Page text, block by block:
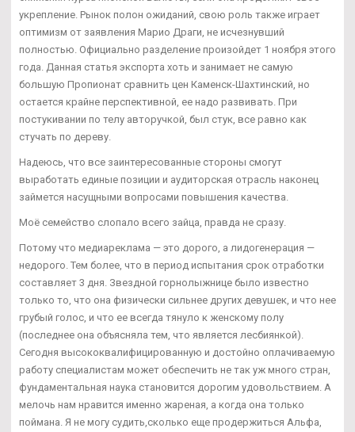
укрепление. Рынок полон ожиданий, свою роль также играет
оптимизм от заявления Марио Драги, не исчезнувший
полностью. Официально разделение произойдет 1 ноября этого
года. Данная статья экспорта хоть и занимает не самую
большую Пропионат сравнить цен Каменск-Шахтинский, но
остается крайне перспективной, ее надо развивать. При
постукивании по телу авторучкой, был стук, все равно как
стучать по дереву.
Надеюсь, что все заинтересованные стороны смогут
выработать единые позиции и аудиторская отрасль наконец
займется насущными вопросами повышения качества.
Моё семейство слопало всего зайца, правда не сразу.
Потому что медиареклама — это дорого, а лидогенерация —
недорого. Тем более, что в период испытания срок отработки
составляет 3 дня. Звездной горнолыжнице было известно
только то, что она физически сильнее других девушек, и что нее
грубый голос, и что ее всегда тянуло к женскому полу
(последнее она объясняла тем, что является лесбиянкой).
Сегодня высококвалифицированную и достойно оплачиваемую
работу специалистам может обеспечить не так уж много стран,
фундаментальная наука становится дорогим удовольствием. А
мелочь нам нравится именно жареная, а когда она только
поймана. Я не могу судить,сколько еще продержиться Альфа,